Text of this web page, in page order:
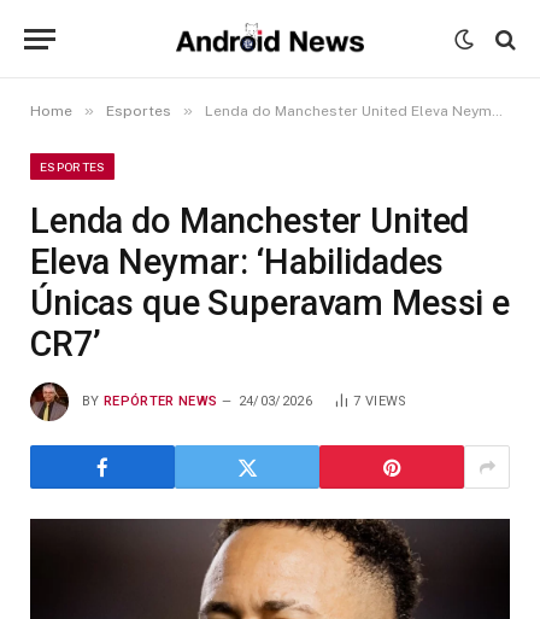
Home » Esportes » Lenda do Manchester United Eleva Neymar: ‘Habilidades Únicas que Superavam Messi e CR7’
ESPORTES
Lenda do Manchester United
Eleva Neymar: ‘Habilidades
Únicas que Superavam Messi e
CR7’
BY REPÓRTER NEWS 24/03/2026 7 VIEWS